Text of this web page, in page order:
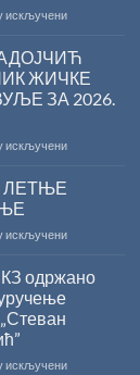
искљученина
поводом
резултата
конкурса
Министарства
за
српском
ЖИЧКЕ
ЗА 2026.
искљученина
ХРИСОВУЉЕ
2026.
ЛЕТЊЕ
искљученина
СНИЖЕЊЕ
одржано
искљученина